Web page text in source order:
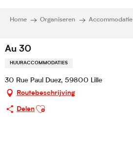
Home Organiseren Accommodatie
Au 30
HUURACCOMMODATIES
30 Rue Paul Duez, 59800 Lille
Routebeschrijving
Delen
Ajouter aux favoris